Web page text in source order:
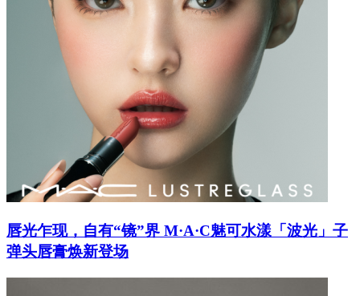
唇光乍现，自有“镜”界 M·A·C魅可水漾「波光」子
弹头唇膏焕新登场